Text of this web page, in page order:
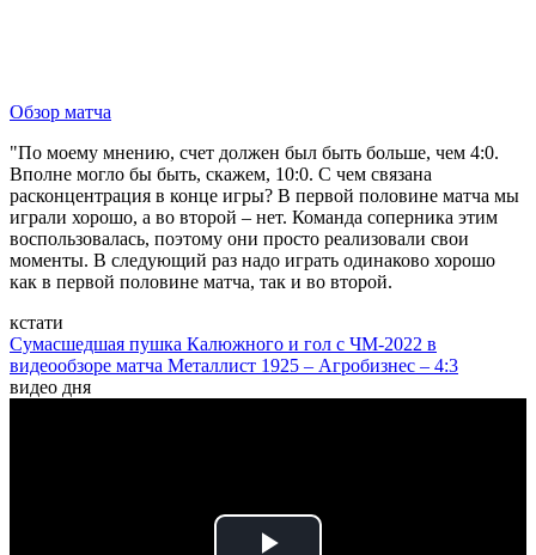
Обзор матча
"По моему мнению, счет должен был быть больше, чем 4:0.
Вполне могло бы быть, скажем, 10:0. С чем связана
расконцентрация в конце игры? В первой половине матча мы
играли хорошо, а во второй – нет. Команда соперника этим
воспользовалась, поэтому они просто реализовали свои
моменты. В следующий раз надо играть одинаково хорошо
как в первой половине матча, так и во второй.
кстати
Сумасшедшая пушка Калюжного и гол с ЧМ-2022 в
видеообзоре матча Металлист 1925 – Агробизнес – 4:3
видео дня